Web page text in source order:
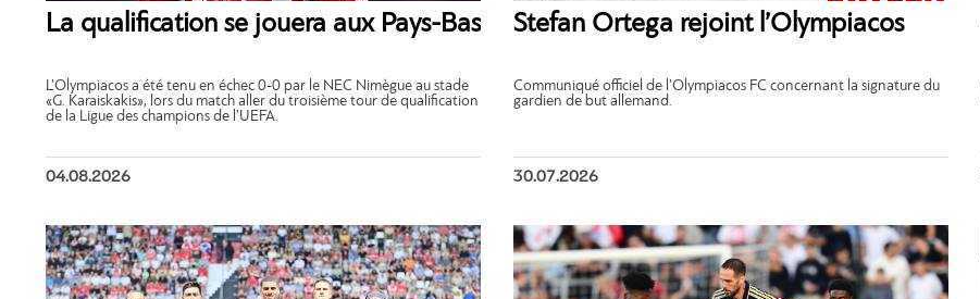
La qualification se jouera aux Pays-Bas
L’Olympiacos a été tenu en échec 0-0 par le NEC Nimègue au stade
«G. Karaiskakis», lors du match aller du troisième tour de qualification
de la Ligue des champions de l’UEFA.
04.08.2026
Stefan Ortega rejoint l’Olympiacos
Communiqué officiel de l’Olympiacos FC concernant la signature du
gardien de but allemand.
30.07.2026